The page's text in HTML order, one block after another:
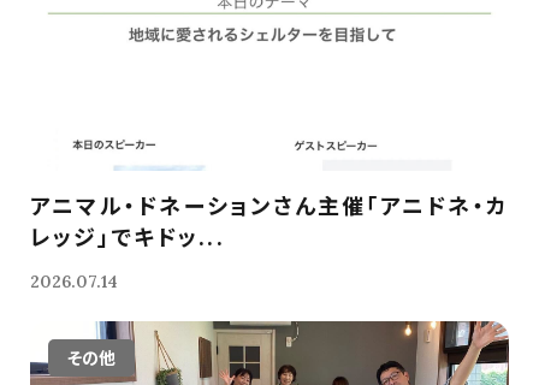
アニマル・ドネーションさん主催「アニドネ・カ
レッジ」でキドッ...
2026.07.14
その他